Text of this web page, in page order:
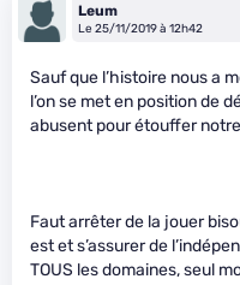
Leum
Le 25/11/2019 à 12h42
Sauf que l’histoire nous a
l’on se met en position de
abusent pour étouffer
Faut arrêter de la jouer
est et s’assurer de
TOUS les domaines, seul